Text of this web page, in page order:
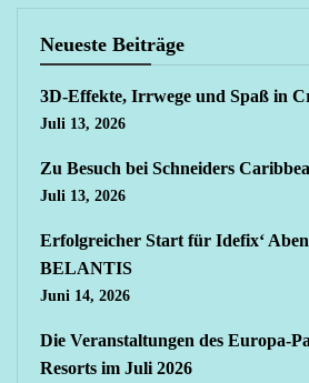
Neueste Beiträge
3D-Effekte, Irrwege und Spaß in
Juli 13, 2026
Zu Besuch bei Schneiders
Juli 13, 2026
Erfolgreicher Start für Idefix‘
BELANTIS
Juni 14, 2026
Die Veranstaltungen des Europa-
Resorts im Juli 2026